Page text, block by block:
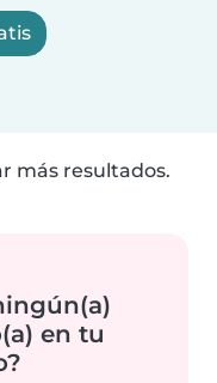
más resultados.
en tu